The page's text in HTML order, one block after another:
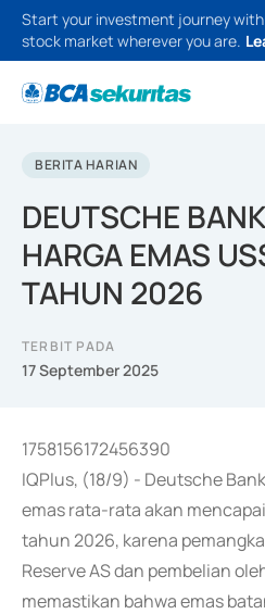
Start your investment journey
stock market wherever you are.
BERITA HARIAN
DEUTSCHE
HARGA EMAS
TAHUN 2026
TERBIT PADA
17 September 2025
1758156172456390
IQPlus, (18/9) - Deutsche
emas rata-rata akan
tahun 2026, karena
Reserve AS dan pembelian
memastikan bahwa emas